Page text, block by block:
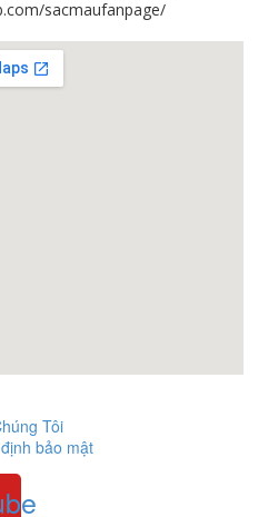
sacmaufanpage/
Tôi
bảo mật